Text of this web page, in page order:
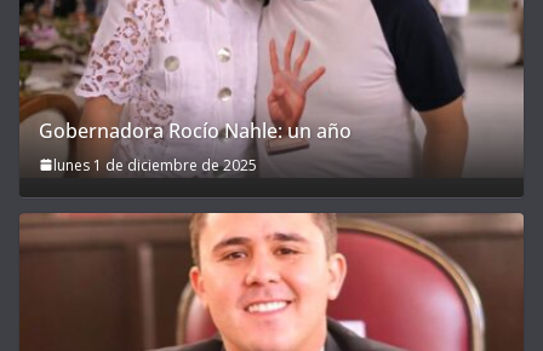
Gobernadora Rocío Nahle: un año
lunes 1 de diciembre de 2025